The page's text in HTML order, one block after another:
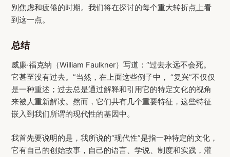
别焦虑和疲倦的时期。我们将在探讨的每个重大转折点上看
到这一点。
总结
威廉·福克纳（William Faulkner）写道：“过去永远不会死。
它甚至没有过去。”当然，在上面这些例子中， “复兴”不仅仅
是一种重述；过去总是通过解释和引用它的特定文化的视角
来被人重新解读。然而，它们共有几个重要特征，这些特征
嵌入到我们所谓的现代性的基因中。
我首先要说明的是，我所说的“现代性”是指一种特定的文化，
它有自己的创始故事，自己的语言、学说、制度和实践，灌